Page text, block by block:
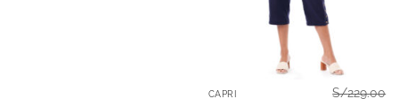
CAPRI S/229.00